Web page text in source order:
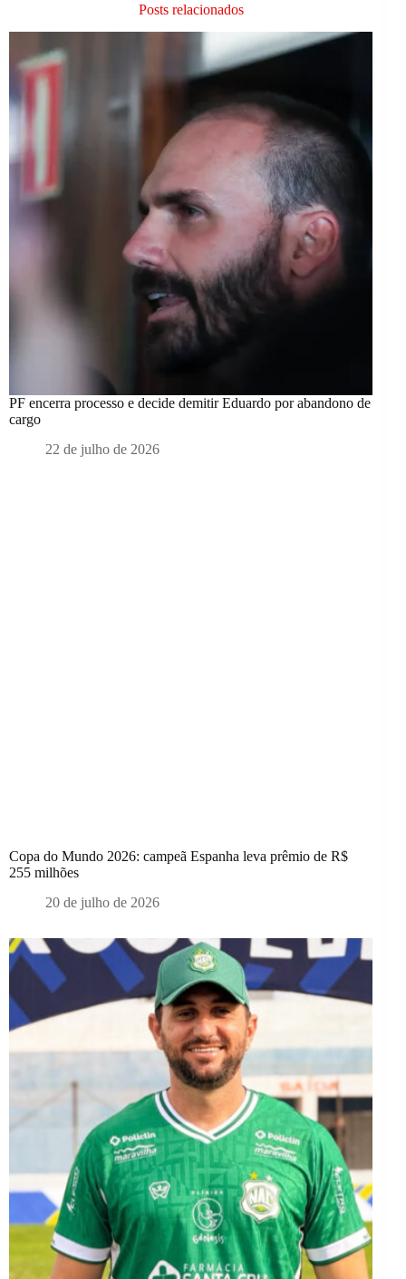
Posts relacionados
PF encerra processo e decide demitir Eduardo por abandono de
cargo
22 de julho de 2026
Copa do Mundo 2026: campeã Espanha leva prêmio de R$
255 milhões
20 de julho de 2026